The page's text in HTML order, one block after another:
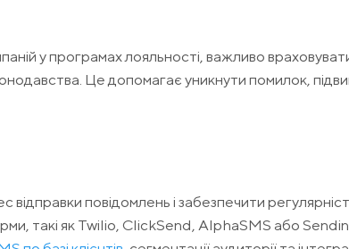
у програмах лояльності, важливо враховувати
Це допомагає уникнути помилок,
повідомлень і забезпечити
такі як Twilio, ClickSend, AlphaSMS або